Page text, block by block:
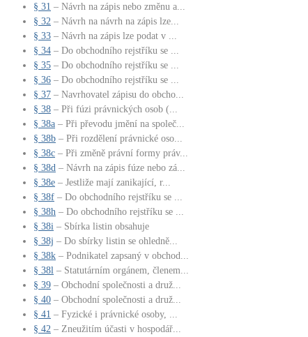
§ 31 – Návrh na zápis nebo změnu a...
§ 32 – Návrh na návrh na zápis lze...
§ 33 – Návrh na zápis lze podat v ...
§ 34 – Do obchodního rejstříku se ...
§ 35 – Do obchodního rejstříku se ...
§ 36 – Do obchodního rejstříku se ...
§ 37 – Navrhovatel zápisu do obcho...
§ 38 – Při fúzi právnických osob (...
§ 38a – Při převodu jmění na společ...
§ 38b – Při rozdělení právnické oso...
§ 38c – Při změně právní formy práv...
§ 38d – Návrh na zápis fúze nebo zá...
§ 38e – Jestliže mají zanikající, r...
§ 38f – Do obchodního rejstříku se ...
§ 38h – Do obchodního rejstříku se ...
§ 38i – Sbírka listin obsahuje
§ 38j – Do sbírky listin se ohledně...
§ 38k – Podnikatel zapsaný v obchod...
§ 38l – Statutárním orgánem, členem...
§ 39 – Obchodní společnosti a druž...
§ 40 – Obchodní společnosti a druž...
§ 41 – Fyzické i právnické osoby, ...
§ 42 – Zneužitím účasti v hospodář...